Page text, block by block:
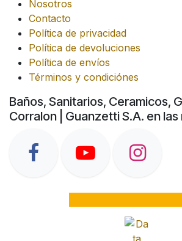
Nosotros
Contacto
Política de privacidad
Política de devoluciones
Política de envíos
Términos y condiciónes
Baños, Sanitarios, Ceramicos,
Corralon | Guanzetti S.A. en